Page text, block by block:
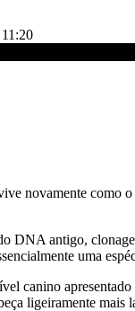
novamente
DNA antigo,
uma
canino
ligeiramente mais